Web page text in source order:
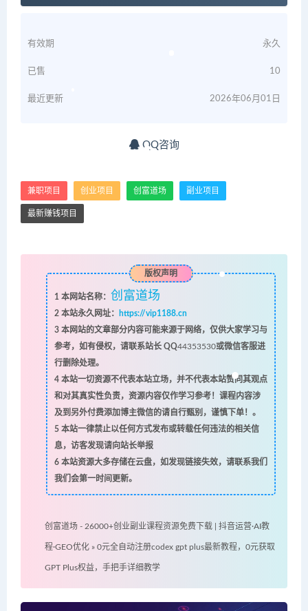
有效期 永久
已售 10
最近更新 2026年06月01日
QQ咨询
兼职项目 创业项目 创富道场 副业项目
最新赚钱项目
版权声明
1 本网站名称： 创富道场
2本站永久网址：
https://vip1188.cn
3本网站的文章部分内容可能来源于网络，仅供大家学习与
参考，如有侵权，请联系站长 QQ44353530或微信客服进
行删除处理。
4本站一切资源不代表本站立场，并不代表本站赞同其观点
和对其真实性负责，资源内容仅作学习参考！课程内容涉
及到另外付费添加博主微信的请自行甄别，谨慎下单！。
5本站一律禁止以任何方式发布或转载任何违法的相关信
息，访客发现请向站长举报
6本站资源大多存储在云盘，如发现链接失效，请联系我们
我们会第一时间更新。
创富道场 - 26000+创业副业课程资源免费下载 | 抖音运营·AI教
程·GEO优化 » 0元全自动注册codex gpt plus最新教程，0元获取
GPT Plus权益，手把手详细教学